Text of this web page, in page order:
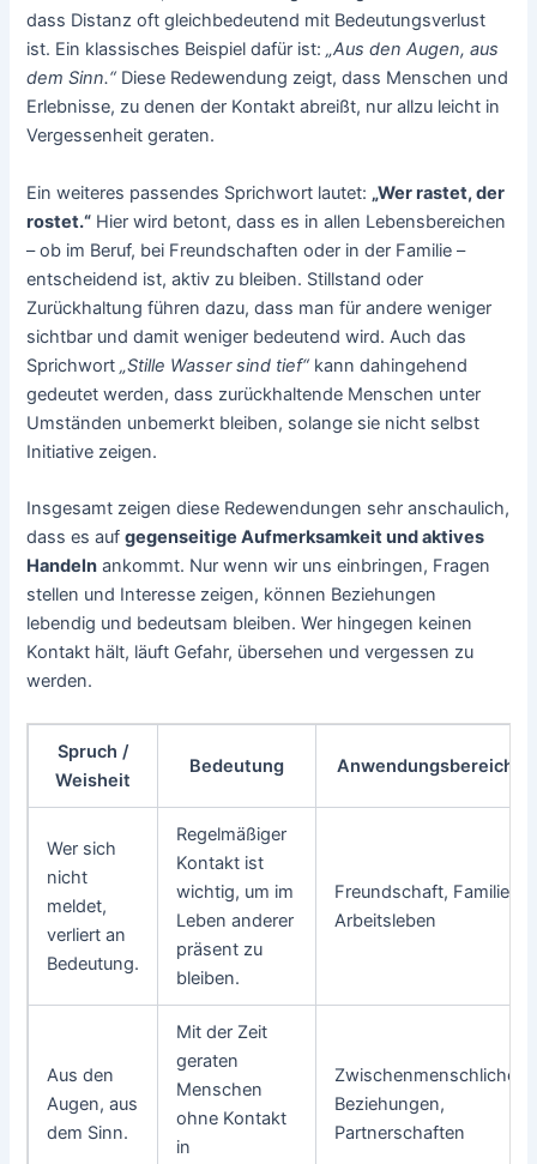
dass Distanz oft gleichbedeutend mit Bedeutungsverlust
ist. Ein klassisches Beispiel dafür ist:„Aus den Augen, aus
dem Sinn.“Diese Redewendung zeigt, dass Menschen und
Erlebnisse, zu denen der Kontakt abreißt, nur allzu leicht in
Vergessenheit geraten.
Ein weiteres passendes Sprichwort lautet: „Wer rastet, der
rostet.“ Hier wird betont, dass es in allen Lebensbereichen
– ob im Beruf, bei Freundschaften oder in der Familie –
entscheidend ist, aktiv zu bleiben. Stillstand oder
Zurückhaltung führen dazu, dass man für andere weniger
sichtbar und damit weniger bedeutend wird. Auch das
Sprichwort„Stille Wasser sind tief“kann dahingehend
gedeutet werden, dass zurückhaltende Menschen unter
Umständen unbemerkt bleiben, solange sie nicht selbst
Initiative zeigen.
Insgesamt zeigen diese Redewendungen sehr anschaulich,
dass es aufgegenseitige Aufmerksamkeit und aktives
Handeln ankommt. Nur wenn wir uns einbringen, Fragen
stellen und Interesse zeigen, können Beziehungen
lebendig und bedeutsam bleiben. Wer hingegen keinen
Kontakt hält, läuft Gefahr, übersehen und vergessen zu
werden.
Spruch /
Weisheit
Bedeutung Anwendungsbereich
Wer sich
nicht
meldet,
verliert an
Bedeutung.
Regelmäßiger
Kontakt ist
wichtig, um im
Leben anderer
präsent zu
bleiben.
Freundschaft, Familie,
Arbeitsleben
Aus den
Augen, aus
dem Sinn.
Mit der Zeit
geraten
Menschen
ohne Kontakt
in
Zwischenmenschliche
Beziehungen,
Partnerschaften